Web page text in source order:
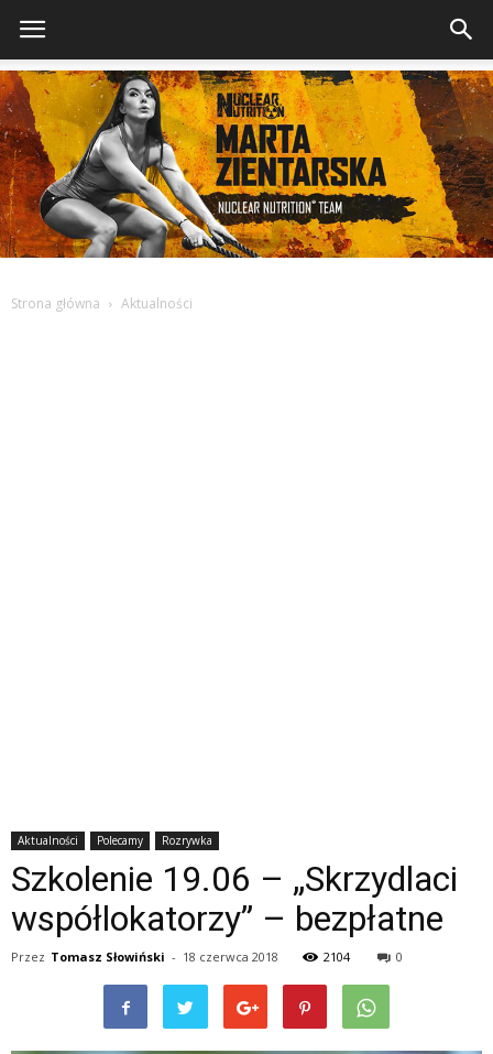
Strona główna Aktualności
Aktualności Polecamy Rozrywka
Szkolenie 19.06 – „Skrzydlaci
współlokatorzy” – bezpłatne
Przez Tomasz Słowiński - 18 czerwca 2018 2104 0